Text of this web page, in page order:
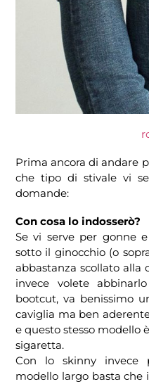
Prima ancora di andare
che tipo di stivale vi
domande:
Con cosa lo indosserò?
Se vi serve per gonne
sotto il ginocchio (o
abbastanza scollato alla
invece volete
bootcut, va benissimo
caviglia ma ben
e questo stesso modello
sigaretta.
Con lo skinny invece
modello largo basta